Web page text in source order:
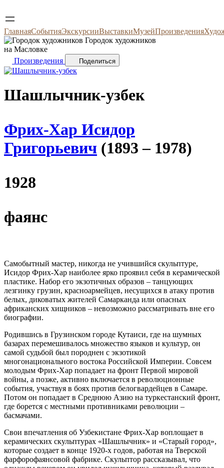
ГлавнаяСобытияЭкскурсииВыставкиМузейПроизведения
Городок художников
на Масловке
Произведения
Поделиться
Шашлычник-узбек
Фрих-Хар Исидор
Григорьевич (1893 – 1978)
1928
фаянс
Самобытный мастер, никогда не учившийся скульптуре,
Исидор Фрих-Хар наиболее ярко проявил себя в керамической
пластике. Набор его экзотичных образов – танцующих
лезгинку грузин, красноармейцев, несущихся в атаку против
белых, диковатых жителей Самарканда или опасных
африканских хищников – невозможно рассматривать вне его
биографии.
Родившись в Грузинском городе Кутаиси, где на шумных
базарах перемешивалось множество языков и культур, он
самой судьбой был породнен с экзотикой
многонационального востока Российской Империи. Совсем
молодым Фрих-Хар попадает на фронт Первой мировой
войны, а позже, активно включается в революционные
события, участвуя в боях против белогвардейцев в Самаре.
Потом он попадает в Среднюю Азию на туркестанский фронт,
где борется с местными противниками революции –
басмачами.
Свои впечатления об Узбекистане Фрих-Хар воплощает в
керамических скульптурах «Шашлычник» и «Старый город»,
которые создает в конце 1920-х годов, работая на Тверской
фарфорофаянсовой фабрике. Скульптор рассказывал, что